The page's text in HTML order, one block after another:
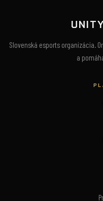
UNITY
Slovenská esports organizácia.
a